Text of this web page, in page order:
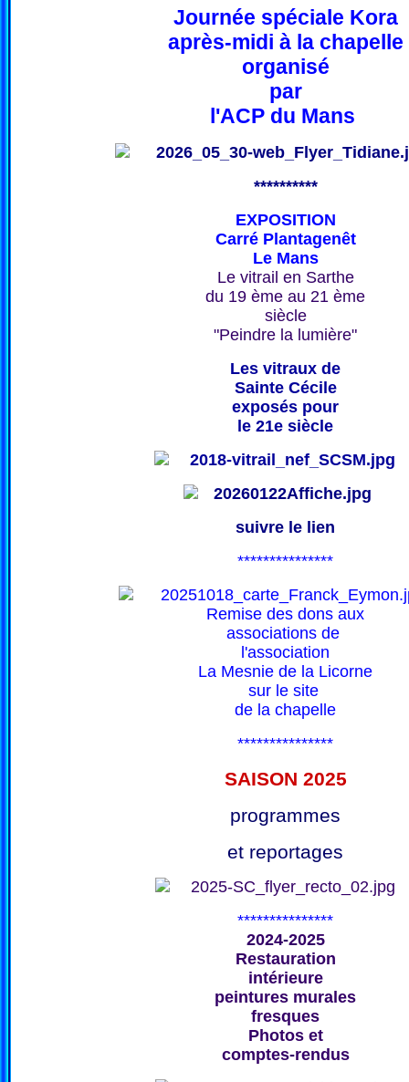
Journée spéciale Kora
après-midi à la chapelle
organisé
par
l'ACP du Mans
**********
EXPOSITION
Carré Plantagenêt
Le Mans
Le vitrail en Sarthe
du 19 ème au 21 ème
siècle
"Peindre la lumière"
Les vitraux de
Sainte Cécile
exposés pour
le 21e siècle
suivre le lien
***************
Remise des dons aux
associations de
l'association
La Mesnie de la Licorne
sur le site
de la chapelle
***************
SAISON 2025
programmes
et reportages
***************
2024-2025
Restauration
intérieure
peintures murales
fresques
Photos et
comptes-rendus